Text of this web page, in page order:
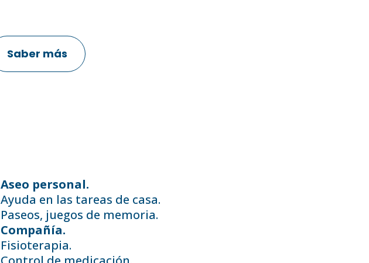
Saber más
Aseo personal.
Ayuda en las tareas de casa.
Paseos, juegos de memoria.
Compañía.
Fisioterapia.